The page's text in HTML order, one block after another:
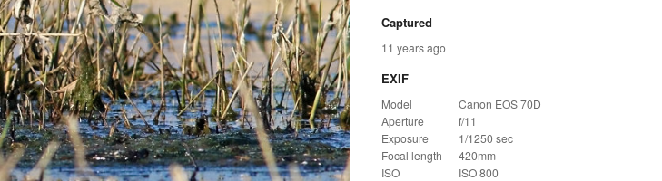
Captured
11 years ago
EXIF
Model
Canon EOS 70D
Aperture
f/11
Exposure
1/1250 sec
Focal length
420mm
ISO
ISO 800